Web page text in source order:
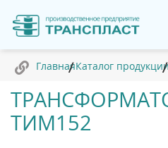
ГлавнаяКаталог продукции
ТИМ152